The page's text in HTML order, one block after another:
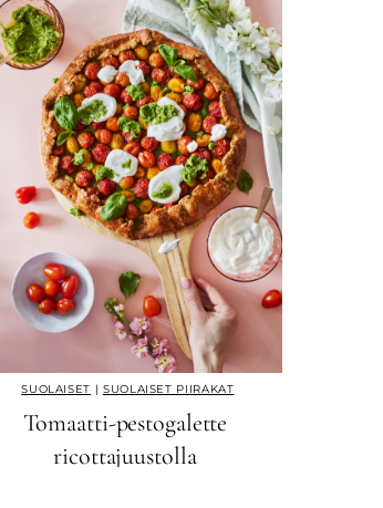
SUOLAISET | SUOLAISET PIIRAKAT
Tomaatti-pestogalette
ricottajuustolla